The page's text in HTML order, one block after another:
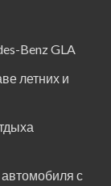
Benz GLA
летних и
с